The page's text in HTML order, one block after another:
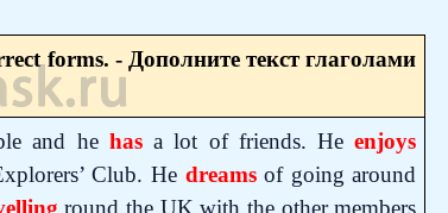
forms. - Дополните текст глаголами
and he hasa lot of friends. Heenjoys
Club. He dreamsof going around
round the UK with the other members